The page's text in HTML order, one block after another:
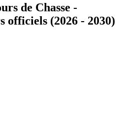
de Chasse -
officiels (2026 - 2030)